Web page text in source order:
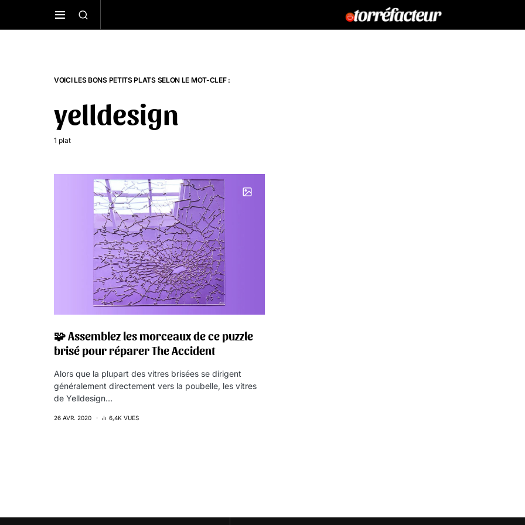
VOICI LES BONS PETITS PLATS SELON LE MOT-CLEF :
yelldesign
1 plat
🧩 Assemblez les morceaux de ce puzzle
brisé pour réparer The Accident
Alors que la plupart des vitres brisées se dirigent
généralement directement vers la poubelle, les vitres
de Yelldesign…
26 AVR. 2020 6,4K VUES